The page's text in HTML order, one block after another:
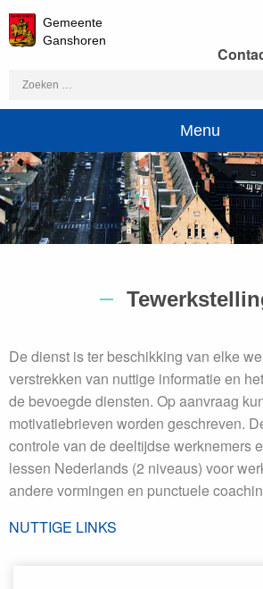
Gemeente
Ganshoren
Zoeken
Menu
De dienst is ter beschikking van elke
verstrekken van nuttige informatie en
de bevoegde diensten. Op aanvraag
motivatiebrieven worden geschreven.
controle van de deeltijdse werknemers
lessen Nederlands (2 niveaus) voor
andere vormingen en punctuele
NUTTIGE LINKS